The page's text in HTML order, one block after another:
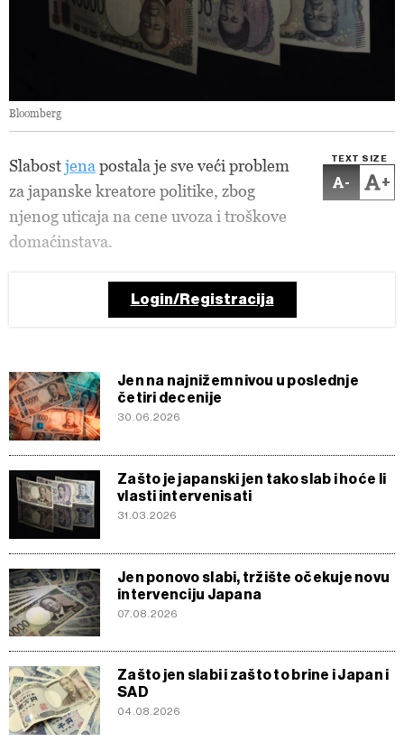
Bloomberg
TEXT SIZE
- +
Slabostjena postala je sve veći problem
za japanske kreatore politike, zbog
njenog uticaja na cene uvoza i troškove
domaćinstava.
Login/Registracija
Jen na najnižem nivou u poslednje
četiri decenije
30.06.2026
Zašto je japanski jen tako slab i hoće li
vlasti intervenisati
31.03.2026
Jen ponovo slabi, tržište očekuje novu
intervenciju Japana
07.08.2026
Zašto jen slabi i zašto to brine i Japan i
SAD
04.08.2026